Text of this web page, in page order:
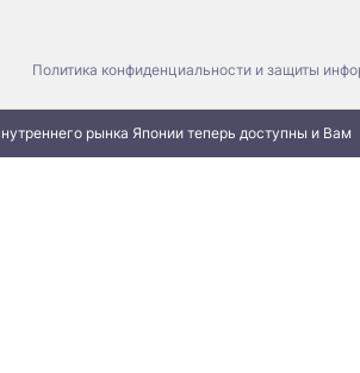
Политика конфиденциальности и защиты
рынка Японии теперь доступны и Вам